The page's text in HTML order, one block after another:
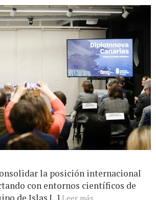
la posición internacional
con entornos científicos de